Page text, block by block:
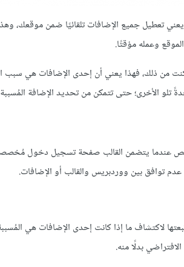
تعطيل جميع الإضافات تلقائيًا ضمن موقعك،
وعمله مؤقتًا.
من ذلك، فهذا يعني أن إحدى الإضافات هي سبب
تلو الأخرى؛ حتى تتمكن من تحديد الإضافة
عندما يتضمن القالب صفحة تسجيل دخول
توافق بين ووردبريس والقالب أو الإضافات.
لاكتشاف ما إذا كانت إحدى الإضافات هي